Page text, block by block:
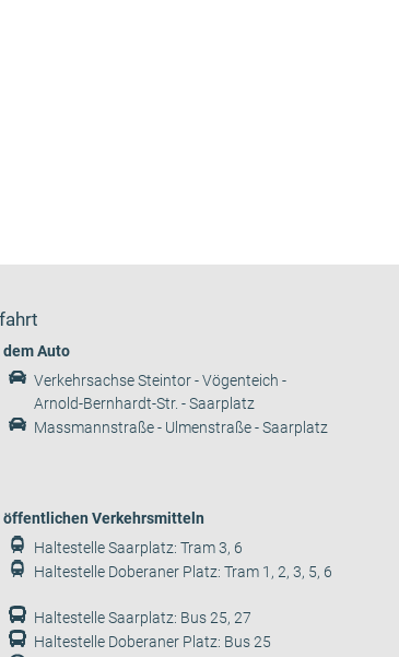
Auto
Verkehrsachse Steintor - Vögenteich -
Arnold-Bernhardt-Str. - Saarplatz
Massmannstraße - Ulmenstraße - Saarplatz
öffentlichen Verkehrsmitteln
Haltestelle Saarplatz: Tram 3, 6
Haltestelle Doberaner Platz: Tram 1, 2, 3, 5, 6
Haltestelle Saarplatz: Bus 25, 27
Haltestelle Doberaner Platz: Bus 25